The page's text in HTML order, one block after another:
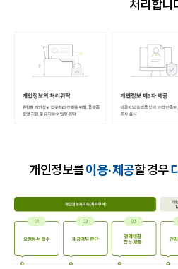
처리합니
개인정보를이용·제공할 경우